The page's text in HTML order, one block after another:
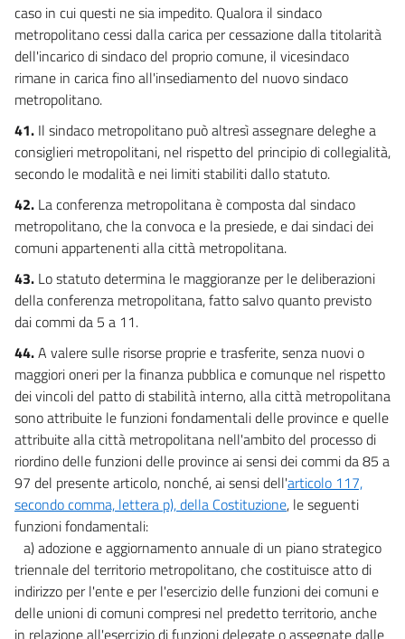
caso in cui questi ne sia impedito. Qualora il sindaco
metropolitano cessi dalla carica per cessazione dalla titolarità
dell'incarico di sindaco del proprio comune, il vicesindaco
rimane in carica fino all'insediamento del nuovo sindaco
metropolitano.
41. Il sindaco metropolitano può altresì assegnare deleghe a
consiglieri metropolitani, nel rispetto del principio di collegialità,
secondo le modalità e nei limiti stabiliti dallo statuto.
42. La conferenza metropolitana è composta dal sindaco
metropolitano, che la convoca e la presiede, e dai sindaci dei
comuni appartenenti alla città metropolitana.
43. Lo statuto determina le maggioranze per le deliberazioni
della conferenza metropolitana, fatto salvo quanto previsto
dai commi da 5 a 11.
44.A valere sulle risorse proprie e trasferite, senza nuovi o
maggiori oneri per la finanza pubblica e comunque nel rispetto
dei vincoli del patto di stabilità interno, alla città metropolitana
sono attribuite le funzioni fondamentali delle province e quelle
attribuite alla città metropolitana nell'ambito del processo di
riordino delle funzioni delle province ai sensi dei commi da 85 a
97 del presente articolo, nonché, ai sensi dell'articolo 117,
secondo comma, lettera p), della Costituzione, le seguenti
funzioni fondamentali:
a) adozione e aggiornamento annuale di un piano strategico
triennale del territorio metropolitano, che costituisce atto di
indirizzo per l'ente e per l'esercizio delle funzioni dei comuni e
delle unioni di comuni compresi nel predetto territorio, anche
in relazione all'esercizio di funzioni delegate o assegnate dalle